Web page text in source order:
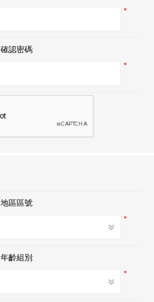
*
確認密碼:
*
地區區號:
*
年齡組別:
*